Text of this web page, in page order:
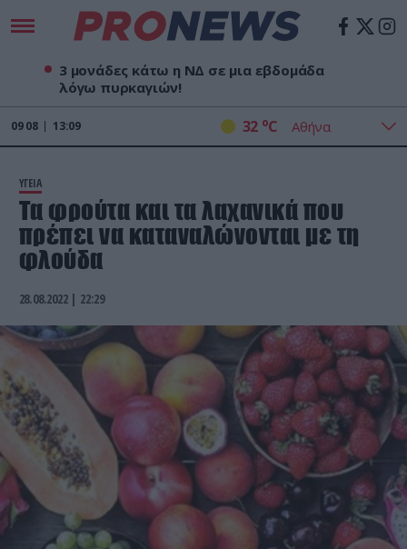
3 μονάδες κάτω η ΝΔ σε μια εβδομάδα
λόγω πυρκαγιών!
09 08 13:09 32 oC
ΥΓΕΙΑ
Τα φρούτα και τα λαχανικά που
πρέπει να καταναλώνονται με τη
φλούδα
28.08.2022 | 22:29